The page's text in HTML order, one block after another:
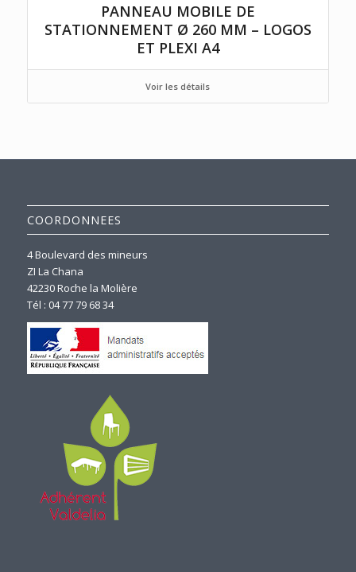
PANNEAU MOBILE DE
STATIONNEMENT Ø 260 MM – LOGOS
ET PLEXI A4
Voir les détails
COORDONNEES
4 Boulevard des mineurs
ZI La Chana
42230 Roche la Molière
Tél : 04 77 79 68 34